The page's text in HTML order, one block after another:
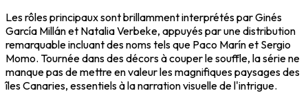
Les rôles principaux sont brillamment interprétés par Ginés
García Millán et Natalia Verbeke, appuyés par une distribution
remarquable incluant des noms tels que Paco Marín et Sergio
Momo. Tournée dans des décors à couper le souffle, la série ne
manque pas de mettre en valeur les magnifiques paysages des
îles Canaries, essentiels à la narration visuelle de l'intrigue.